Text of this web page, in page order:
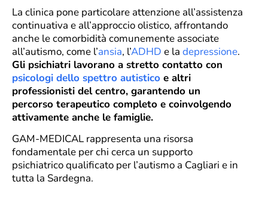
La clinica pone particolare attenzione all’assistenza
continuativa e all’approccio olistico, affrontando
anche le comorbidità comunemente associate
all’autismo, come l’ansia, l’ADHD e la depressione.
Gli psichiatri lavorano a stretto contatto con
psicologi dello spettro autistico e altri
professionisti del centro, garantendo un
percorso terapeutico completo e coinvolgendo
attivamente anche le famiglie.
GAM-MEDICAL rappresenta una risorsa
fondamentale per chi cerca un supporto
psichiatrico qualificato per l’autismo a Cagliari e in
tutta la Sardegna.